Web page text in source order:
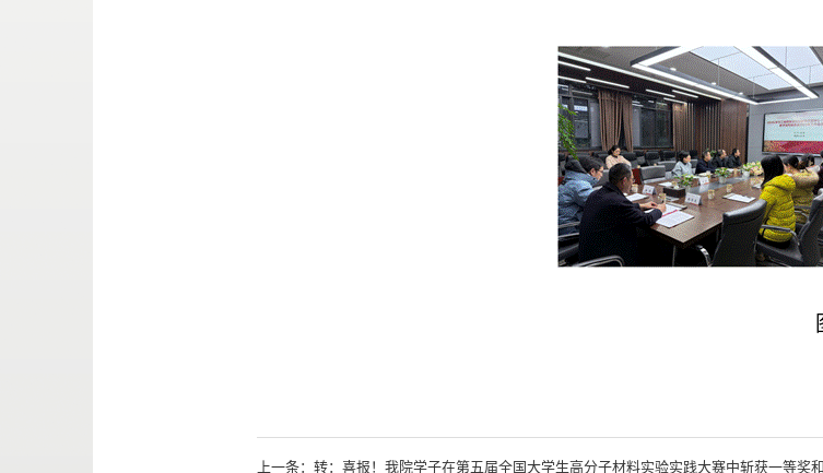
上一条： 转：喜报！我院学子在第五届全国大学生高分子材料实验实践大赛中斩获一等奖